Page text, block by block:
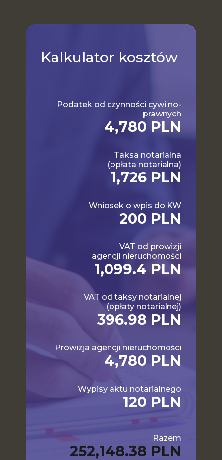
Kalkulator kosztów
Podatek od czynności cywilno-
prawnych
4,780 PLN
Taksa notarialna
(opłata notarialna)
1,726 PLN
Wniosek o wpis do KW
200 PLN
VAT od prowizji
agencji nieruchomości
1,099.4 PLN
VAT od taksy notarialnej
(opłaty notarialnej)
396.98 PLN
Prowizja agencji nieruchomości
4,780 PLN
Wypisy aktu notarialnego
120 PLN
Razem
252,148.38 PLN